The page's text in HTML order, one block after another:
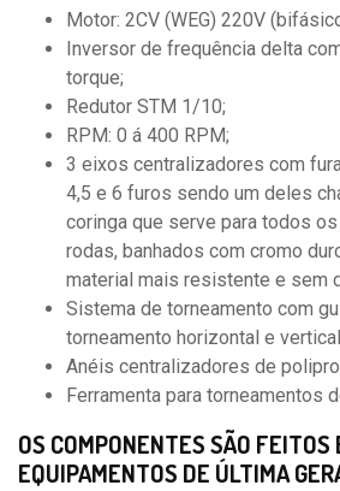
Motor: 2CV (WEG) 220V
Inversor de frequência delta
torque;
Redutor STM 1/10;
RPM: 0 á 400 RPM;
3 eixos centralizadores com
4,5 e 6 furos sendo um deles
coringa que serve para todos
rodas, banhados com cromo
material mais resistente e sem
Sistema de torneamento com
torneamento horizontal e
Anéis centralizadores de
Ferramenta para torneamentos
OS COMPONENTES SÃO FEITOS
EQUIPAMENTOS DE ÚLTIMA